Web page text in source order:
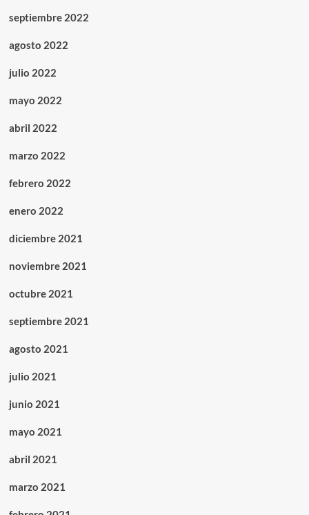
septiembre 2022
agosto 2022
julio 2022
mayo 2022
abril 2022
marzo 2022
febrero 2022
enero 2022
diciembre 2021
noviembre 2021
octubre 2021
septiembre 2021
agosto 2021
julio 2021
junio 2021
mayo 2021
abril 2021
marzo 2021